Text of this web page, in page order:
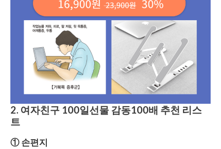
2. 여자친구 100일선물 감동100배 추천 리스
트
① 손편지